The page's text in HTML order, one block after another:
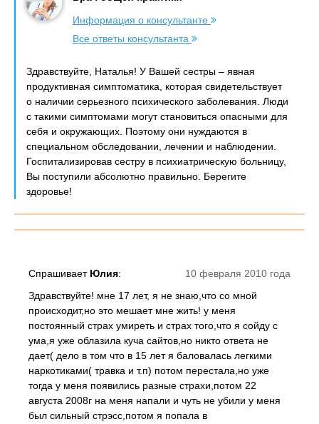
Информация о консультанте
Все ответы консультанта
Здравствуйте, Наталья! У Вашей сестры – явная
продуктивная симптоматика, которая свидетельствует
о наличии серьезного психического заболевания. Люди
с такими симптомами могут становиться опасными для
себя и окружающих. Поэтому они нуждаются в
специальном обследовании, лечении и наблюдении.
Госпитализировав сестру в психиатрическую больницу,
Вы поступили абсолютно правильно. Берегите
здоровье!
10 февраля 2010 года
Спрашивает Юлия:
Здравствуйте! мне 17 лет, я не знаю,что со мной
происходит,но это мешает мне жить! у меня
постоянный страх умиреть и страх того,что я сойду с
ума,я уже облазила куча сайтов,но никто ответа не
дает( дело в том что в 15 лет я баловалась легкими
наркотиками( травка и т.п) потом перестала,но уже
тогда у меня появились разные страхи,потом 22
августа 2008г на меня напали и чуть не убили у меня
был сильный стрэсс,потом я попала в